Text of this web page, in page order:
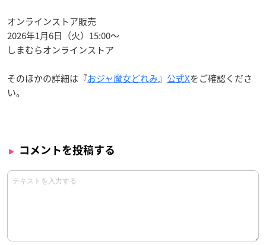
オンラインストア販売
2026年1月6日（火）15:00～
しまむらオンラインストア
そのほかの詳細は『おジャ魔女どれみ』 公式Xをご確認くださ
い。
コメントを投稿する